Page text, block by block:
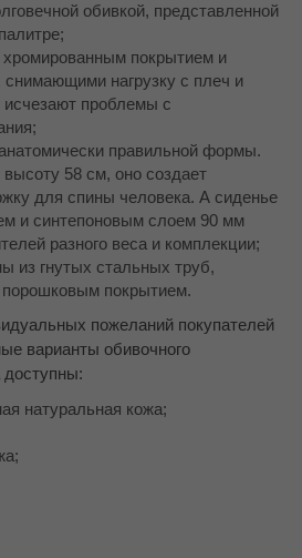
обивкой, представленной
хромированным покрытием и
снимающими нагрузку с плеч и
проблемы с
правильной формы.
58 см, оно создает
для спины человека. А сиденье
и синтепоновым слоем 90 мм
разного веса и комплекции;
из гнутых стальных труб,
покрытием.
пожеланий покупателей
варианты обивочного
натуральная кожа;